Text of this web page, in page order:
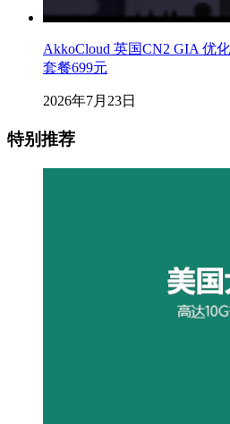
AkkoCloud 英国CN2 GIA 优
套餐699元
2026年7月23日
特别推荐